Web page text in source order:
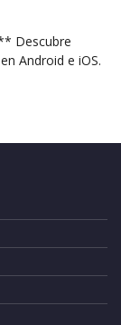
Descubre
Android e iOS.